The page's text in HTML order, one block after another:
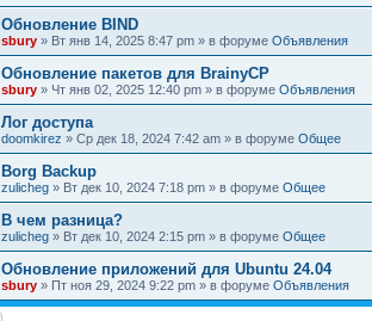
Обновление BIND
sbury » Вт янв 14, 2025 8:47 pm » в форуме Объявления
Oбновление пакетов для BrainyCP
sbury » Чт янв 02, 2025 12:40 pm » в форуме Объявления
Лог доступа
doomkirez » Ср дек 18, 2024 7:42 am » в форуме Общее
Borg Backup
zulicheg » Вт дек 10, 2024 7:18 pm » в форуме Общее
В чем разница?
zulicheg » Вт дек 10, 2024 2:15 pm » в форуме Общее
Обновление приложений для Ubuntu 24.04
sbury » Пт ноя 29, 2024 9:22 pm » в форуме Объявления